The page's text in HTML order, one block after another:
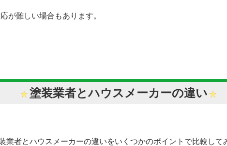
難しい場合もあります。
塗装業者とハウスメーカーの違い
業者とハウスメーカーの違いをいくつかのポイントで比較して